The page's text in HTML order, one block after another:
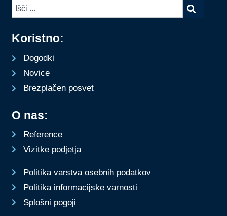
O nas:
Reference
Vizitke podjetja
Politika varstva osebnih podatkov
Politika informacijske varnosti
Splošni pogoji
Koristno:
Dogodki
Novice
Brezplačen posvet